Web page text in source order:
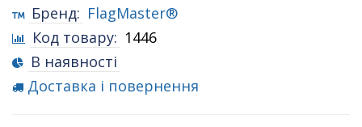
Бренд: FlagMaster®
Код товару: 1446
В наявності
Доставка і повернення